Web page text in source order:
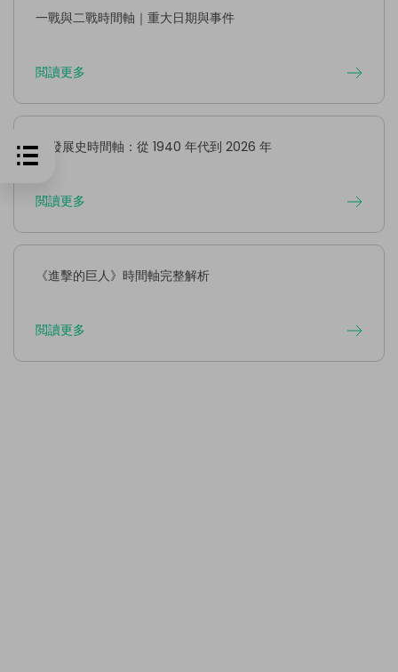
一戰與二戰時間軸｜重大日期與事件
閲讀更多
AI 發展史時間軸：從 1940 年代到 2026 年
閲讀更多
《進擊的巨人》時間軸完整解析
閲讀更多